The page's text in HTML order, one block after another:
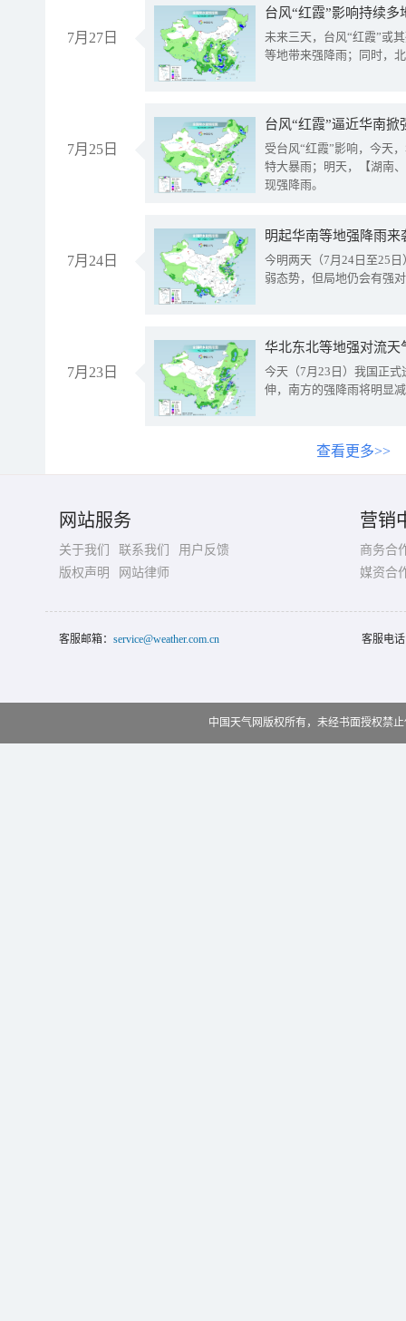
7月27日
台风“红霞”影响持续
未来三天，台风“红霞”或
等地带来强降雨；同时，
7月25日
台风“红霞”逼近华南
受台风“红霞”影响，今天
特大暴雨；明天，【湖南
现强降雨。
7月24日
明起华南等地强降雨
今明两天（7月24日至25
弱态势，但局地仍会有强
7月23日
华北东北等地强对流天
今天（7月23日）我国正
伸，南方的强降雨将明显
查看更多>>
网站服务
关于我们 联系我们
用户反馈
版权声明
网站律师
营销
商务合
媒资合
客服邮箱： service@weather.com.cn 客服电
中国天气网版权所有，未经书面授权